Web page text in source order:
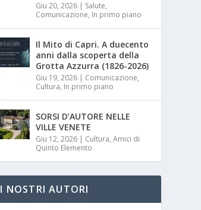
Giu 20, 2026 | Salute,
Comunicazione, In primo piano
Il Mito di Capri. A duecento
anni dalla scoperta della
Grotta Azzurra (1826-2026)
Giu 19, 2026 | Comunicazione,
Cultura, In primo piano
SORSI D’AUTORE NELLE
VILLE VENETE
Giu 12, 2026 | Cultura,Amici di
Quinto Elemento
I NOSTRI AUTORI